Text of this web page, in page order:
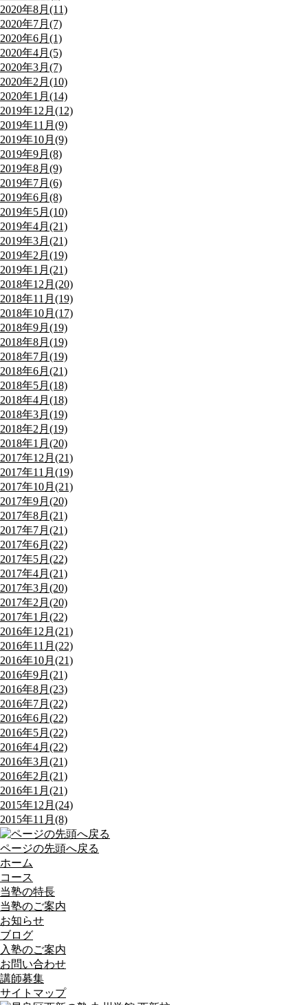
2020年8月(11)
2020年7月(7)
2020年6月(1)
2020年4月(5)
2020年3月(7)
2020年2月(10)
2020年1月(14)
2019年12月(12)
2019年11月(9)
2019年10月(9)
2019年9月(8)
2019年8月(9)
2019年7月(6)
2019年6月(8)
2019年5月(10)
2019年4月(21)
2019年3月(21)
2019年2月(19)
2019年1月(21)
2018年12月(20)
2018年11月(19)
2018年10月(17)
2018年9月(19)
2018年8月(19)
2018年7月(19)
2018年6月(21)
2018年5月(18)
2018年4月(18)
2018年3月(19)
2018年2月(19)
2018年1月(20)
2017年12月(21)
2017年11月(19)
2017年10月(21)
2017年9月(20)
2017年8月(21)
2017年7月(21)
2017年6月(22)
2017年5月(22)
2017年4月(21)
2017年3月(20)
2017年2月(20)
2017年1月(22)
2016年12月(21)
2016年11月(22)
2016年10月(21)
2016年9月(21)
2016年8月(23)
2016年7月(22)
2016年6月(22)
2016年5月(22)
2016年4月(22)
2016年3月(21)
2016年2月(21)
2016年1月(21)
2015年12月(24)
2015年11月(8)
ページの先頭へ戻る
ホーム
コース
当塾の特長
当塾のご案内
お知らせ
ブログ
入塾のご案内
お問い合わせ
講師募集
サイトマップ